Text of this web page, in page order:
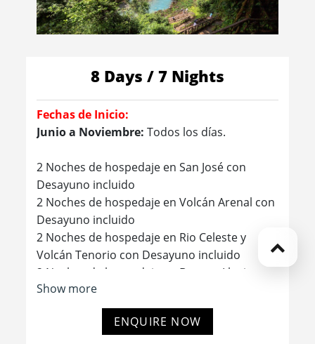
8 Days / 7 Nights
Fechas de Inicio:
Junio a Noviembre: Todos los días.
2 Noches de hospedaje en San José con
Desayuno incluido
2 Noches de hospedaje en Volcán Arenal con
Desayuno incluido
2 Noches de hospedaje en Rio Celeste y
Volcán Tenorio con Desayuno incluido
2 Noches de hospedaje en Bosque Lluvioso
de Sarapiquí con Desayuno incluido
Show more
ENQUIRE NOW